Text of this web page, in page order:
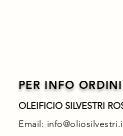
PER INFO
OLEIFICIO SILVESTRI
Email: